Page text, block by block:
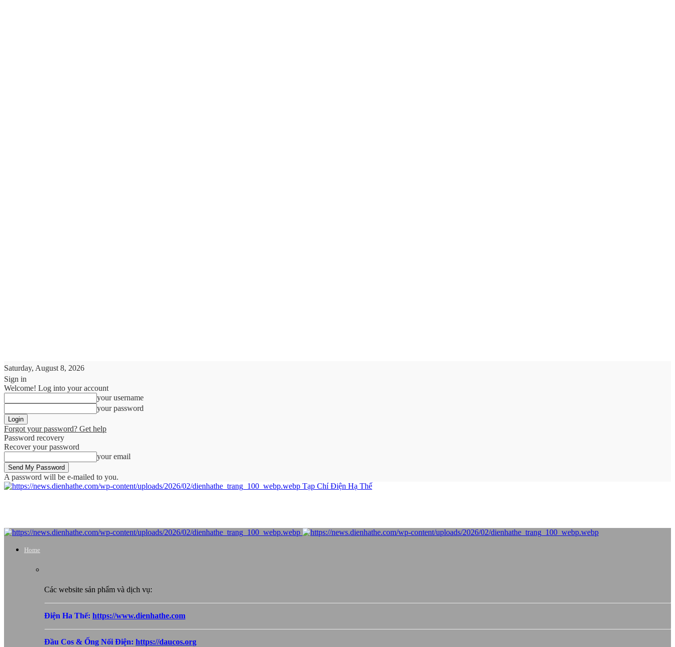
Saturday, August 8, 2026
Sign in
Welcome! Log into your account
your username
your password
Forgot your password? Get help
Password recovery
Recover your password
your email
A password will be e-mailed to you.
Tạp Chí Điện Hạ Thế
Home
Các website sản phẩm và dịch vụ:
Điện Ha Thế: https://www.dienhathe.com
Đầu Cos & Ống Nối Điện: https://daucos.org